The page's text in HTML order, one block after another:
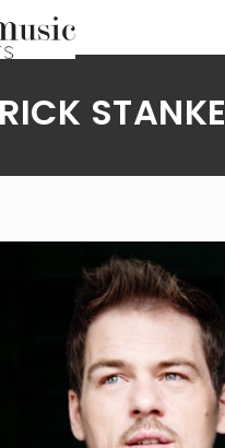
STANKE